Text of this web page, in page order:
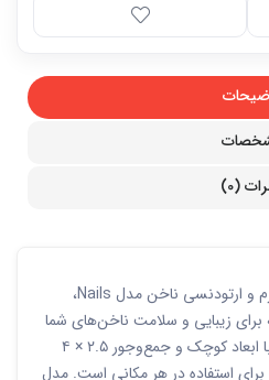
(0)
محصول جدید دستگاه اصلاح فرم و ارتودنسی ناخن مدل Nails،
برای زیبایی و سلامت ناخن‌های شما
طراحی شده است. این دستگاه با ابعاد کوچک و جمع‌وجور ۲.۵ × ۴
استفاده در هر مکانی است. مدل